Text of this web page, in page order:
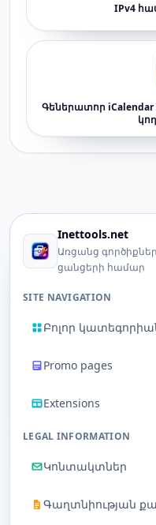
IPv4
Գեներատոր iCalendar
Inettools.net
Առցանց
ցանցերի համար
SITE NAVIGATION
Բոլոր
Promo pages
Extensions
LEGAL INFORMATION
Կոնտակտներ
Գաղտնիության